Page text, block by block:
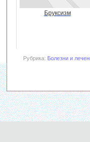
Бруксизм
Рубрика: Болезни и